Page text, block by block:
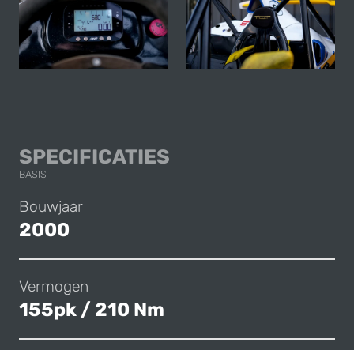
SPECIFICATIES
BASIS
Bouwjaar
2000
Vermogen
155pk / 210 Nm